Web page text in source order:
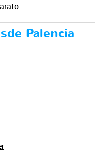
Palencia